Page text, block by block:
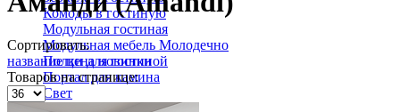
Комоды в гостиную
Модульная гостиная
Модульная мебель Молодечно
Полки для гостиной
Портал для камина
Свет
Сортировать:
название цена новинки
Товаров на странице: